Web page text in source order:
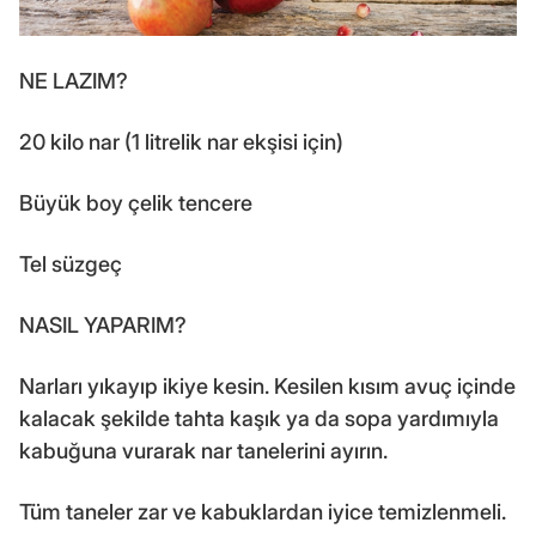
NE LAZIM?
20 kilo nar (1 litrelik nar ekşisi için)
Büyük boy çelik tencere
Tel süzgeç
NASIL YAPARIM?
Narları yıkayıp ikiye kesin. Kesilen kısım avuç içinde
kalacak şekilde tahta kaşık ya da sopa yardımıyla
kabuğuna vurarak nar tanelerini ayırın.
Tüm taneler zar ve kabuklardan iyice temizlenmeli.